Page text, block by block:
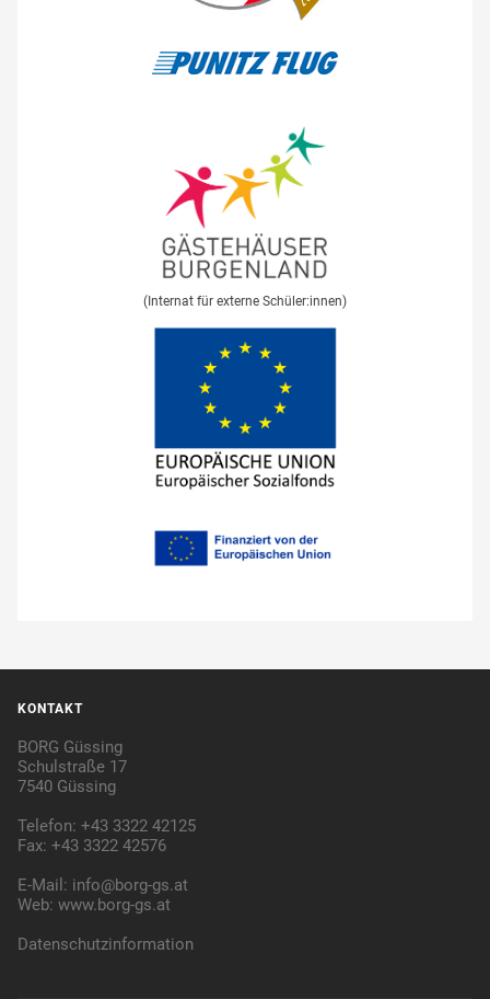
(Internat für externe Schüler:innen)
KONTAKT
BORG Güssing
Schulstraße 17
7540 Güssing
Telefon: +43 3322 42125
Fax: +43 3322 42576
E-Mail: info@borg-gs.at
Web:www.borg-gs.at
Datenschutzinformation